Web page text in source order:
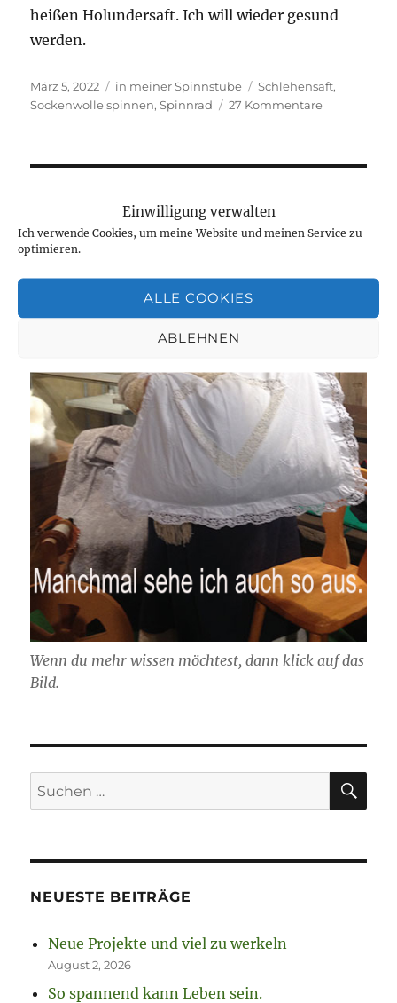
Einwilligung verwalten
Ich verwende Cookies, um meine Website und meinen Service zu
optimieren.
ALLE COOKIES
ABLEHNEN
heißen Holundersaft. Ich will wieder gesund
werden.
Veröffentlicht
am
März 5, 2022 Kategorien
in meiner Spinnstube Schlagwörter
Schlehensaft,
Sockenwolle spinnen,Spinnrad 27 Kommentarezu
Wenn du mehr wissen möchtest, dann klick auf das
Bild.
Suchen
nach:
NEUESTE BEITRÄGE
Neue Projekte und viel zu werkeln
August 2, 2026
So spannend kann Leben sein.